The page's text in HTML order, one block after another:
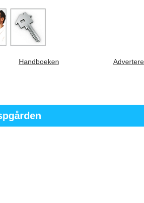
Handboeken